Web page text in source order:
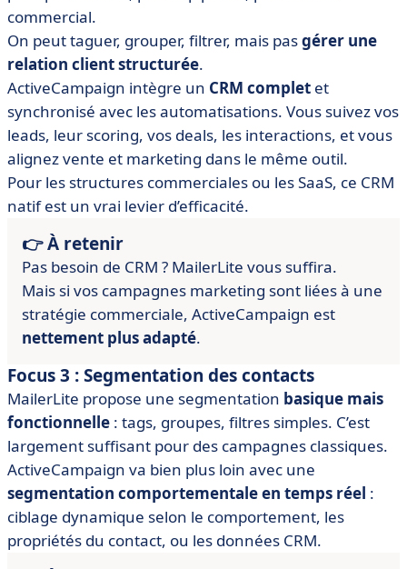
commercial.
On peut taguer, grouper, filtrer, mais pasgérer une
relation client structurée.
ActiveCampaign intègre un CRM complet et
synchronisé avec les automatisations. Vous suivez vos
leads, leur scoring, vos deals, les interactions, et vous
alignez vente et marketing dans le même outil.
Pour les structures commerciales ou les SaaS, ce CRM
natif est un vrai levier d’efficacité.
👉 À retenir
Pas besoin de CRM ? MailerLite vous suffira.
Mais si vos campagnes marketing sont liées à une
stratégie commerciale, ActiveCampaign est
nettement plus adapté.
Focus 3 : Segmentation des contacts
MailerLite propose une segmentation basique mais
fonctionnelle : tags, groupes, filtres simples. C’est
largement suffisant pour des campagnes classiques.
ActiveCampaign va bien plus loin avec une
segmentation comportementale en temps réel :
ciblage dynamique selon le comportement, les
propriétés du contact, ou les données CRM.